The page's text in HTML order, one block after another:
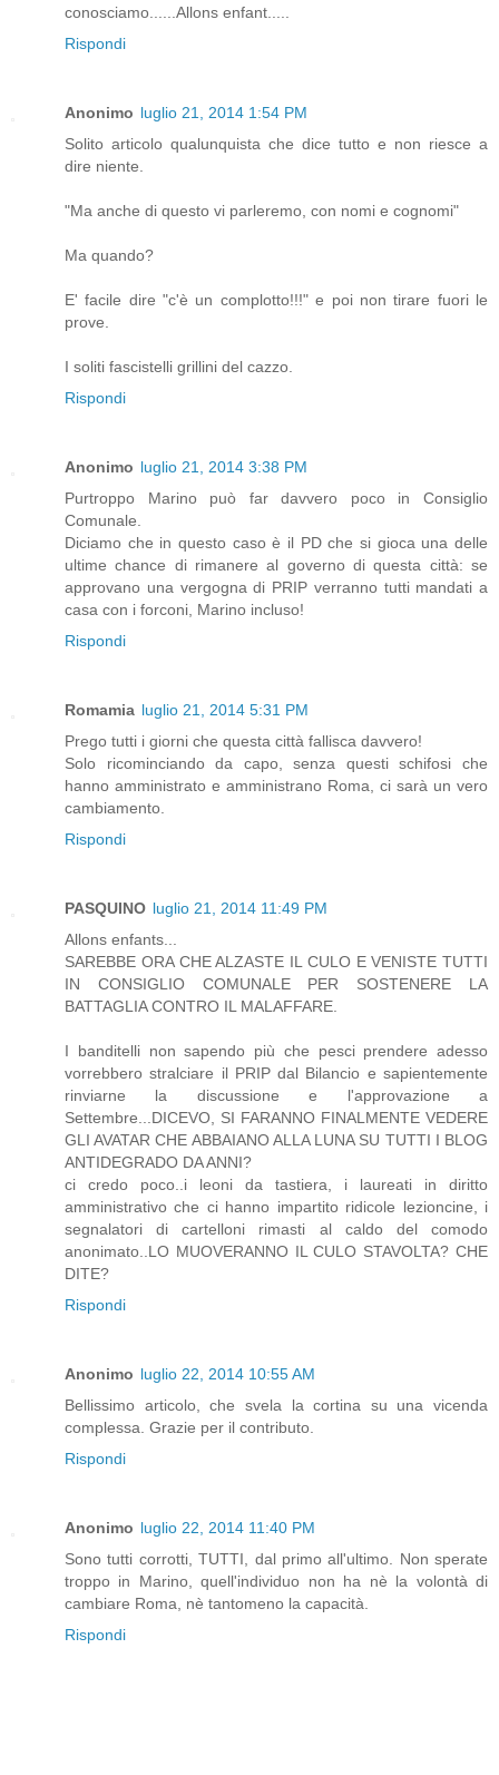
conosciamo......Allons enfant.....
Rispondi
Anonimo luglio 21, 2014 1:54 PM
Solito articolo qualunquista che dice tutto e non riesce a
dire niente.
"Ma anche di questo vi parleremo, con nomi e cognomi"
Ma quando?
E' facile dire "c'è un complotto!!!" e poi non tirare fuori le
prove.
I soliti fascistelli grillini del cazzo.
Rispondi
Anonimo luglio 21, 2014 3:38 PM
Purtroppo Marino può far davvero poco in Consiglio
Comunale.
Diciamo che in questo caso è il PD che si gioca una delle
ultime chance di rimanere al governo di questa città: se
approvano una vergogna di PRIP verranno tutti mandati a
casa con i forconi, Marino incluso!
Rispondi
Romamia luglio 21, 2014 5:31 PM
Prego tutti i giorni che questa città fallisca davvero!
Solo ricominciando da capo, senza questi schifosi che
hanno amministrato e amministrano Roma, ci sarà un vero
cambiamento.
Rispondi
PASQUINO luglio 21, 2014 11:49 PM
Allons enfants...
SAREBBE ORA CHE ALZASTE IL CULO E VENISTE TUTTI
IN CONSIGLIO COMUNALE PER SOSTENERE LA
BATTAGLIA CONTRO IL MALAFFARE.
I banditelli non sapendo più che pesci prendere adesso
vorrebbero stralciare il PRIP dal Bilancio e sapientemente
rinviarne la discussione e l'approvazione a
Settembre...DICEVO, SI FARANNO FINALMENTE VEDERE
GLI AVATAR CHE ABBAIANO ALLA LUNA SU TUTTI I BLOG
ANTIDEGRADO DA ANNI?
ci credo poco..i leoni da tastiera, i laureati in diritto
amministrativo che ci hanno impartito ridicole lezioncine, i
segnalatori di cartelloni rimasti al caldo del comodo
anonimato..LO MUOVERANNO IL CULO STAVOLTA? CHE
DITE?
Rispondi
Anonimo luglio 22, 2014 10:55 AM
Bellissimo articolo, che svela la cortina su una vicenda
complessa. Grazie per il contributo.
Rispondi
Anonimo luglio 22, 2014 11:40 PM
Sono tutti corrotti, TUTTI, dal primo all'ultimo. Non sperate
troppo in Marino, quell'individuo non ha nè la volontà di
cambiare Roma, nè tantomeno la capacità.
Rispondi